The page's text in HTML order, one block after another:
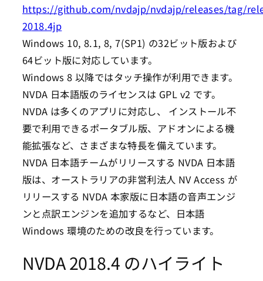
https://github.com/nvdajp/nvdajp/releases/tag/
2018.4jp
Windows 10, 8.1, 8, 7(SP1) の32ビット版および
64ビット版に対応しています。
Windows 8 以降ではタッチ操作が利用できます。
NVDA 日本語版のライセンスは GPL v2 です。
NVDA は多くのアプリに対応し、 インストール不
要で利用できるポータブル版、アドオンによる機
能拡張など、さまざまな特長を備えています。
NVDA 日本語チームがリリースする NVDA 日本語
版は、オーストラリアの非営利法人 NV Access が
リリースする NVDA 本家版に日本語の音声エンジ
ンと点訳エンジンを追加するなど、日本語
Windows 環境のための改良を行っています。
NVDA 2018.4 のハイライト